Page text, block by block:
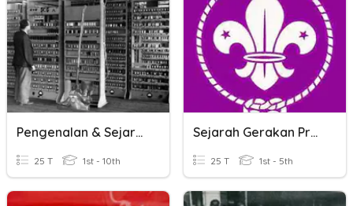
Pengenalan & Sejarah Komputer
25 T 1st - 10th
Sejarah Gerakan Pramuka
25 T 1st - 5th